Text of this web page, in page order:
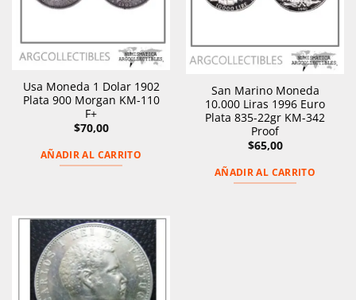
Usa Moneda 1 Dolar 1902
Plata 900 Morgan KM-110
F+
$70,00
AÑADIR AL CARRITO
San Marino Moneda
10.000 Liras 1996 Euro
Plata 835-22gr KM-342
Proof
$65,00
AÑADIR AL CARRITO